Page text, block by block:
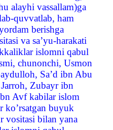
alayhi vassallam)ga
quvvatlab, ham
berishga
va sa’yu-harakati
islomni qabul
chunonchi, Usmon
Sa’d ibn Abu
Zubayr ibn
Avf kabilar islom
ko’rsatgan buyuk
vositasi bilan yana